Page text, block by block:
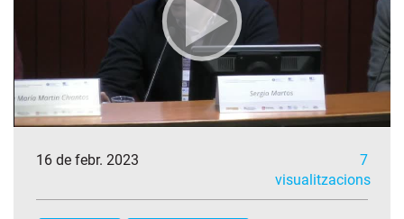
16 de febr. 2023
7
visualitzacions